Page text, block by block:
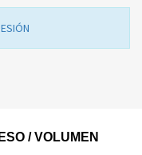
/ VOLUMEN